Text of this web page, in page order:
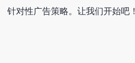
针对性广告策略。让我们开始吧！